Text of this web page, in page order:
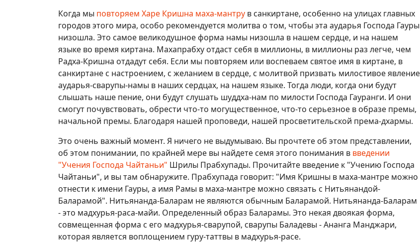
Когда мы повторяем Харе Кришна маха-мантру в санкиртане, особенно на улицах главных
городов этого мира, особо рекомендуется молитва о том, чтобы эта аударья Господа Гауры
низошла. Это самое великодушное форма намы низошла в нашем сердце, и на нашем
языке во время киртана. Махапрабху отдаст себя в миллионы, в миллионы раз легче, чем
Радха-Кришна отдадут себя. Если мы повторяем или воспеваем святое имя в киртане, в
санкиртане с настроением, с желанием в сердце, с молитвой призвать милостивое явление
аударья-сварупы-намы в наших сердцах, на нашем языке. Тогда люди, когда они будут
слышать наше пение, они будут слушать шуддха-нам по милости Господа Гауранги. И они
смогут почувствовать, обрести что-то могущественное, что-то серьезное в образе премы,
начальной премы. Благодаря нашей проповеди, нашей просветительской према-дхармы.
Это очень важный момент. Я ничего не выдумываю. Вы прочтете об этом представлении,
об этом понимании, по крайней мере вы найдете семя этого понимания в введении
"Учения Господа Чайтаньи" Шрилы Прабхупады. Прочитайте введение к "Учению Господа
Чайтаньи", и вы там обнаружите. Прабхупада говорит: "Имя Кришны в маха-мантре можно
отнести к имени Гауры, а имя Рамы в маха-мантре можно связать с Нитьянандой-
Баларамой". Нитьянанда-Баларам не являются обычным Баларамой. Нитьянанда-Баларам
- это мадхурья-раса-майи. Определенный образ Баларамы. Это некая двоякая форма,
совмещенная форма с его мадхурья-сварупой, сварупы Баладевы - Ананга Манджари,
которая является воплощением гуру-таттвы в мадхурья-расе.